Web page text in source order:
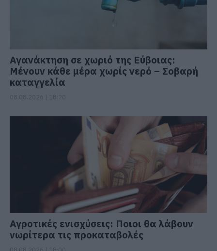
Αγανάκτηση σε χωριό της Εύβοιας:
Μένουν κάθε μέρα χωρίς νερό – Σοβαρή
καταγγελία
Αγροτικές ενισχύσεις: Ποιοι θα λάβουν
νωρίτερα τις προκαταβολές